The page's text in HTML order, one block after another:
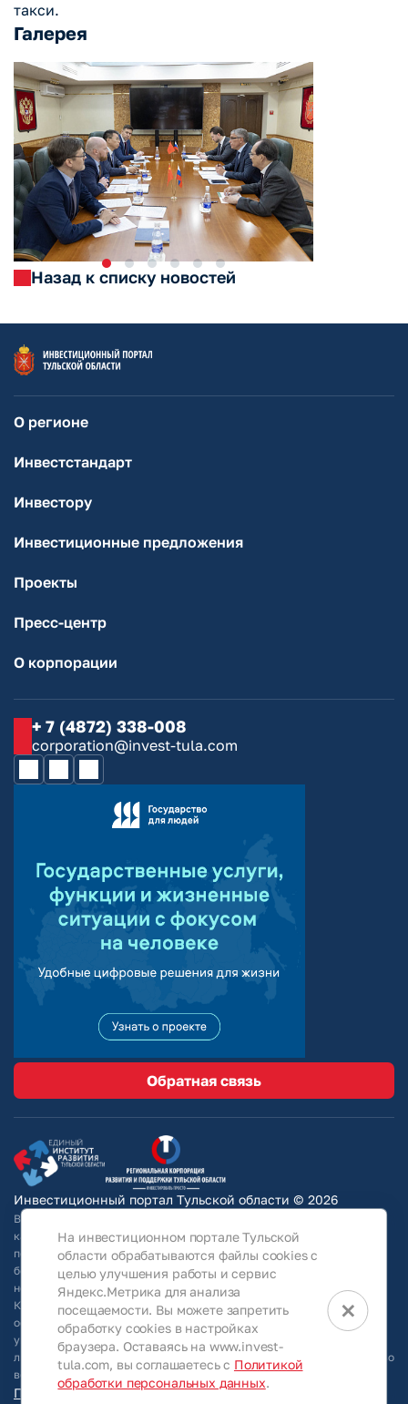
такси.
Галерея
Назад к списку новостей
О регионе
Инвестстандарт
Инвестору
Инвестиционные предложения
Проекты
Пресс-центр
О корпорации
+ 7 (4872) 338-008
corporation@invest-tula.com
Обратная связь
Инвестиционный портал Тульской области © 2026
Вся информация на сайте носит ознакомительный характер и ни при
каких условиях не является публичной офертой, определяемой
положениями Статьи 437 Гражданского кодекса РФ. Для получения
более подробной информации и окончательных условий следует
непосредственно (уточнять у собственников/ обращаться в АО
КРТО).Используя информацию, указанную на сайте, Общество
оставляет за собой право в любое время без специального
уведомления вносить изменения, удалять, исправлять, дополнять,
либо любым иным способом обновлять информацию, размещенную во
всех разделах данного сайта.
Персональные данные
×
На инвестиционном портале Тульской
области обрабатываются файлы cookies с
целью улучшения работы и сервис
Яндекс.Метрика для анализа
посещаемости. Вы можете запретить
обработку cookies в настройках
браузера. Оставаясь на www.invest-
tula.com, вы соглашаетесь с Политикой
обработки персональных данных.